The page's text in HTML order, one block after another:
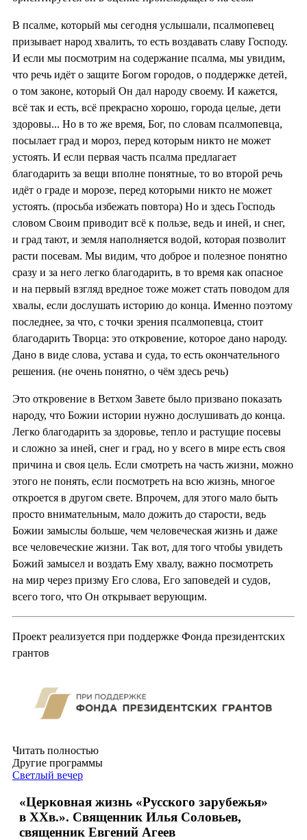
В псалме, который мы сегодня услышали, псалмопевец
призывает народ хвалить, то есть воздавать славу Господу.
И если мы посмотрим на содержание псалма, мы увидим,
что речь идёт о защите Богом городов, о поддержке детей,
о том законе, который Он дал народу своему. И кажется,
всё так и есть, всё прекрасно хорошо, города целые, дети
здоровы... Но в то же время, Бог, по словам псалмопевца,
посылает град и мороз, перед которым никто не может
устоять. И если первая часть псалма предлагает
благодарить за вещи вполне понятные, то во второй речь
идёт о граде и морозе, перед которыми никто не может
устоять. (просьба избежать повтора) Но и здесь Господь
словом Своим приводит всё к пользе, ведь и иней, и снег,
и град тают, и земля наполняется водой, которая позволит
расти посевам. Мы видим, что доброе и полезное понятно
сразу и за него легко благодарить, в то время как опасное
и на первый взгляд вредное тоже может стать поводом для
хвалы, если дослушать историю до конца. Именно поэтому
последнее, за что, с точки зрения псалмопевца, стоит
благодарить Творца: это откровение, которое дано народу.
Дано в виде слова, устава и суда, то есть окончательного
решения. (не очень понятно, о чём здесь речь)
Это откровение в Ветхом Завете было призвано показать
народу, что Божии истории нужно дослушивать до конца.
Легко благодарить за здоровье, тепло и растущие посевы
и сложно за иней, снег и град, но у всего в мире есть своя
причина и своя цель. Если смотреть на часть жизни, можно
этого не понять, если посмотреть на всю жизнь, многое
откроется в другом свете. Впрочем, для этого мало быть
просто внимательным, мало дожить до старости, ведь
Божии замыслы больше, чем человеческая жизнь и даже
все человеческие жизни. Так вот, для того чтобы увидеть
Божий замысел и воздать Ему хвалу, важно посмотреть
на мир через призму Его слова, Его заповедей и судов,
всего того, что Он открывает верующим.
Проект реализуется при поддержке Фонда президентских
грантов
Читать полностью
Другие программы
Светлый вечер
«Церковная жизнь «Русского зарубежья»
в ХХв.». Священник Илья Соловьев,
священник Евгений Агеев